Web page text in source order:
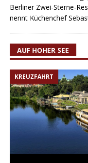
Berliner Zwei-Sterne-
nennt Küchenchef
AUF HOHER SEE
KREUZFAHRT